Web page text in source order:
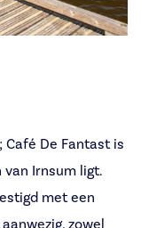
Café De Fantast is
Irnsum ligt.
met een
zowel